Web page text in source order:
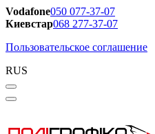
Vodafone050 077-37-07
Киевстар068 277-37-07
Пользовательское соглашение
RUS